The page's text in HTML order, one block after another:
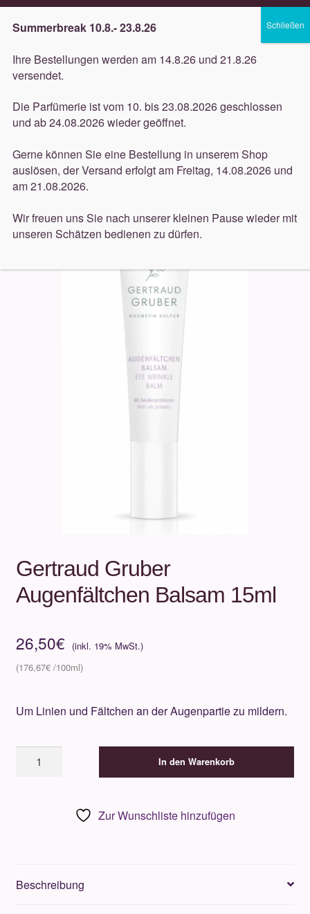
Lieferung innerhalb 3 Werktagen
Navigation
springen
Inhalt
springen
Düfte
öffnen
öffnen
Dekorative
Accessoires
öffnen
Start Pflege Gertraud Gruber (Pflege)
15ml
Gertraud Gruber
Augenfältchen Balsam 15ml
26,50€
176,67€
Um Linien und Fältchen an der Augenpartie zu mildern.
Gruber
In den Warenkorb
Zur Wunschliste hinzufügen
Beschreibung
Summerbreak 10.8.- 23.8.26
Ihre Bestellungen werden am 14.8.26 und 21.8.26
versendet.
Die Parfümerie ist vom 10. bis 23.08.2026 geschlossen
und ab 24.08.2026 wieder geöffnet.
Gerne können Sie eine Bestellung in unserem Shop
auslösen, der Versand erfolgt am Freitag, 14.08.2026 und
am 21.08.2026.
Wir freuen uns Sie nach unserer kleinen Pause wieder mit
unseren Schätzen bedienen zu dürfen.